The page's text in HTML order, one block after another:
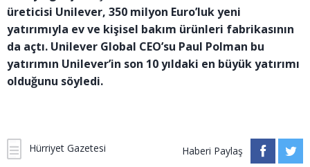
üreticisi Unilever, 350 milyon Euro’luk yeni
yatırımıyla ev ve kişisel bakım ürünleri fabrikasının
da açtı. Unilever Global CEO’su Paul Polman bu
yatırımın Unilever’in son 10 yıldaki en büyük yatırımı
olduğunu söyledi.
Hürriyet Gazetesi Haberi Paylaş